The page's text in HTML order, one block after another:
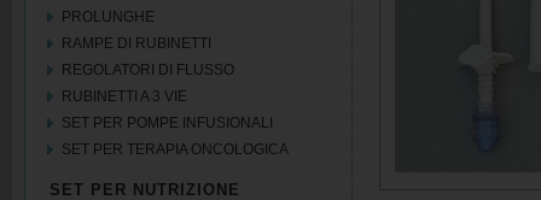
PROLUNGHE
RAMPE DI RUBINETTI
REGOLATORI DI FLUSSO
RUBINETTI A 3 VIE
SET PER POMPE INFUSIONALI
SET PER TERAPIA ONCOLOGICA
SET PER NUTRIZIONE